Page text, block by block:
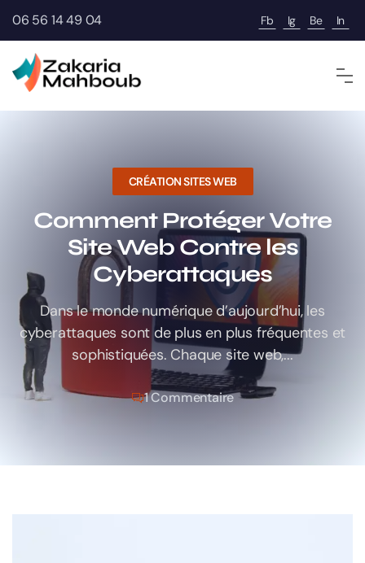
06 56 14 49 04 Fb Ig Be In
CRÉATION SITES WEB
Comment Protéger Votre
Site Web Contre les
Cyberattaques
Dans le monde numérique d’aujourd’hui, les
cyberattaques sont de plus en plus fréquentes et
sophistiquées. Chaque site web,...
1 Commentaire